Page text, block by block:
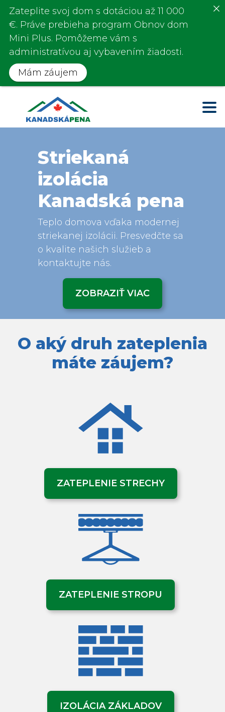
Striekaná
izolácia
Kanadská pena
Teplo domova vďaka modernej
striekanej izolácii. Presvedčte sa
o kvalite našich služieb a
kontaktujte nás.
ZOBRAZIŤ VIAC
O aký druh zateplenia
máte záujem?
ZATEPLENIE STRECHY
ZATEPLENIE STROPU
IZOLÁCIA ZÁKLADOV
Zateplite svoj dom s dotáciou až 11 000
€. Práve prebieha program Obnov dom
Mini Plus. Pomôžeme vám s
administratívou aj vybavením žiadosti.
Mám záujem